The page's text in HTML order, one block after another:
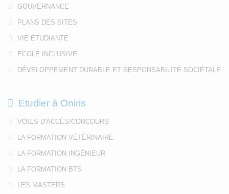
GOUVERNANCE
PLANS DES SITES
VIE ÉTUDIANTE
ECOLE INCLUSIVE
DÉVELOPPEMENT DURABLE ET RESPONSABILITÉ SOCIÉTALE
Etudier à Oniris
VOIES D'ACCÈS/CONCOURS
LA FORMATION VÉTÉRINAIRE
LA FORMATION INGÉNIEUR
LA FORMATION BTS
LES MASTERS